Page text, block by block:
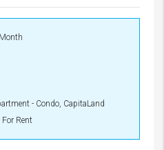
- Condo, CapitaLand
For Rent